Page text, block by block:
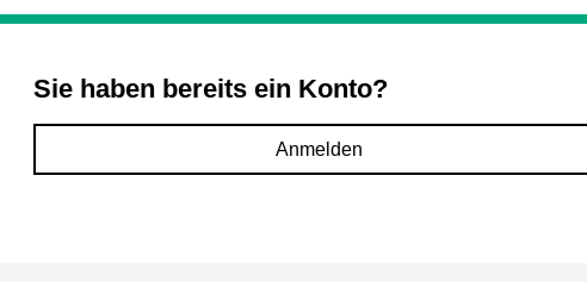
Sie haben bereits ein Konto?
Anmelden